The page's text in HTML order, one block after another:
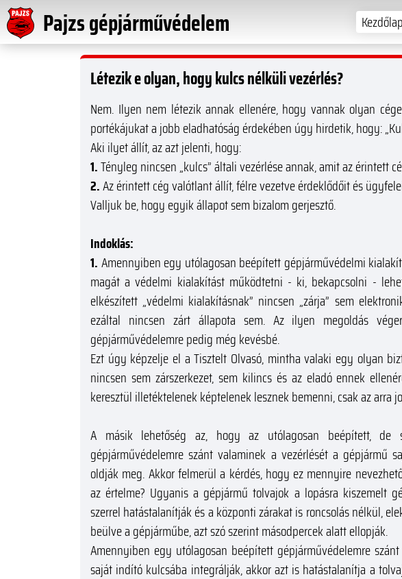
Pajzs gépjárművédelem Kezdőlap
Létezik e olyan, hogy kulcs nélküli vezérlés?
Nem. Ilyen nem létezik annak ellenére, hogy vannak olyan
portékájukat a jobb eladhatóság érdekében úgy hirdetik, hogy:
Aki ilyet állít, az azt jelenti, hogy:
1.Tényleg nincsen „kulcs” általi vezérlése annak, amit az érintett
2.Az érintett cég valótlant állít, félre vezetve érdeklődőit és
Valljuk be, hogy egyik állapot sem bizalom gerjesztő.
Indoklás:
1. Amennyiben egy utólagosan beépített gépjárművédelmi
magát a védelmi kialakítást működtetni - ki, bekapcsolni -
elkészített „védelmi kialakításnak” nincsen „zárja” sem
ezáltal nincsen zárt állapota sem. Az ilyen megoldás
gépjárművédelemre pedig még kevésbé.
Ezt úgy képzelje el a Tisztelt Olvasó, mintha valaki egy olyan
nincsen sem zárszerkezet, sem kilincs és az eladó ennek
keresztül illetéktelenek képtelenek lesznek bemenni, csak az arra
A másik lehetőség az, hogy az utólagosan beépített, de
gépjárművédelemre szánt valaminek a vezérlését a gépjármű
oldják meg. Akkor felmerül a kérdés, hogy ez mennyire
az értelme? Ugyanis a gépjármű tolvajok a lopásra kiszemelt
szerrel hatástalanítják és a központi zárakat is roncsolás nélkül,
beülve a gépjárműbe, azt szó szerint másodpercek alatt ellopják.
Amennyiben egy utólagosan beépített gépjárművédelemre
saját indító kulcsába integrálják, akkor azt is hatástalanítja a